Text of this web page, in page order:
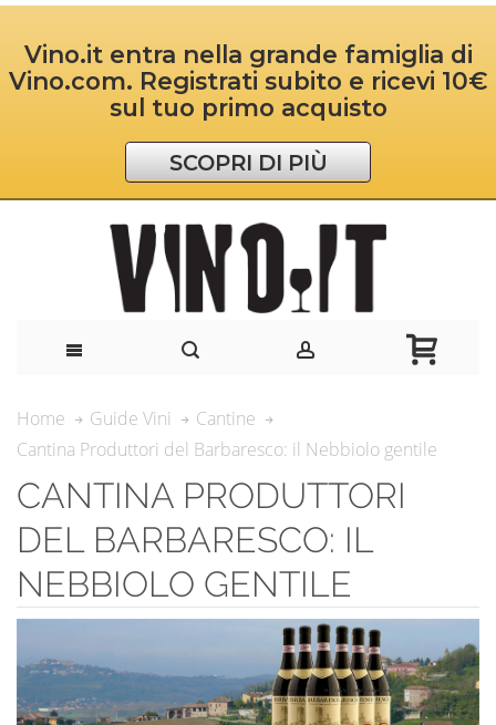
Vino.it entra nella grande famiglia di
Vino.com. Registrati subito e ricevi 10€
sul tuo primo acquisto
SCOPRI DI PIÙ
Home Guide Vini
Cantine
Cantina Produttori del Barbaresco: il Nebbiolo gentile
CANTINA PRODUTTORI
DEL BARBARESCO: IL
NEBBIOLO GENTILE